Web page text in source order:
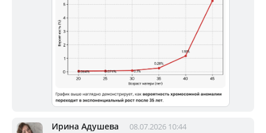
Ирина Адушева 08.07.2026 10:44